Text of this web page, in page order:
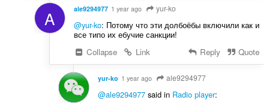
A ale9294977 1 year ago yur-ko
@yur-ko: Потому что эти долбоёбы включили как и
все типо их ебучие санкции!
Collapse
Link Reply Quote
yur-ko 1 year ago ale9294977
@ale9294977said in Radio player: